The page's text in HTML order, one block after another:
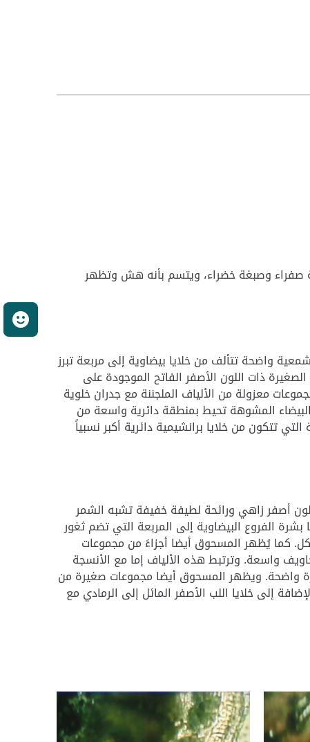
مع خطوط طولية صفراء وصبغة خضراء، ويتسم بأنه هش وتظهر
واضحة تتألف من خلايا بيضاوية إلى مربعة تبرز
من الخلايا البرانشيمية الصغيرة ذات اللون الأصفر الفاتح الموجودة على
مجموعات معزولة من الألياف الملجننة مع جدران خلوية
المشوهة تحيط بمنطقة دائرية واسعة من
تتكون من خلايا برانشيمية دائرية أكبر نسبياً
أصفر زاهي ورائحة لطيفة خفيفة تشبه الشمر
الفروع البيضاوية إلى المربعة التي تضم ثغور
كما يُظهر المسحوق أيضا أجزاءً من مجموعات
واسعة. وترتبط هذه الألياف إما مع الأنسجة
واضحة. ويظهر المسحوق أيضا مجموعات صغيرة من
إلى خلايا اللب الأصفر المائل إلى الرمادي مع